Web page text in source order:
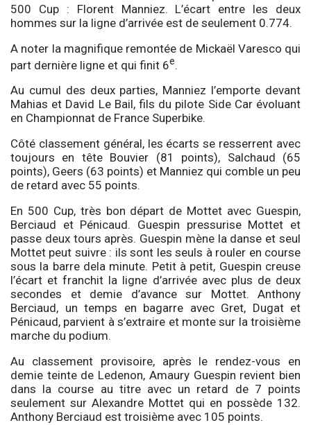
500 Cup : Florent Manniez. L’écart entre les deux
hommes sur la ligne d’arrivée est de seulement 0.774.
A noter la magnifique remontée de Mickaël Varesco qui
part dernière ligne et qui finit 6e.
Au cumul des deux parties, Manniez l’emporte devant
Mahias et David Le Bail, fils du pilote Side Car évoluant
en Championnat de France Superbike.
Côté classement général, les écarts se resserrent avec
toujours en tête Bouvier (81 points), Salchaud (65
points), Geers (63 points) et Manniez qui comble un peu
de retard avec 55 points.
En 500 Cup, très bon départ de Mottet avec Guespin,
Berciaud et Pénicaud. Guespin pressurise Mottet et
passe deux tours après. Guespin mène la danse et seul
Mottet peut suivre : ils sont les seuls à rouler en course
sous la barre dela minute. Petit à petit, Guespin creuse
l’écart et franchit la ligne d’arrivée avec plus de deux
secondes et demie d’avance sur Mottet. Anthony
Berciaud, un temps en bagarre avec Gret, Dugat et
Pénicaud, parvient à s’extraire et monte sur la troisième
marche du podium.
Au classement provisoire, après le rendez-vous en
demie teinte de Ledenon, Amaury Guespin revient bien
dans la course au titre avec un retard de 7 points
seulement sur Alexandre Mottet qui en possède 132.
Anthony Berciaud est troisième avec 105 points.